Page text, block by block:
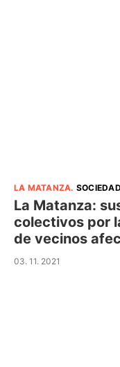
LA MATANZA. SOCIEDAD
La Matanza:
colectivos por
de vecinos
03. 11. 2021